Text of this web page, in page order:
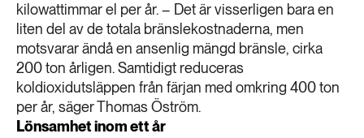
kilowattimmar el per år. – Det är visserligen bara en
liten del av de totala bränslekostnaderna, men
motsvarar ändå en ansenlig mängd bränsle, cirka
200 ton årligen. Samtidigt reduceras
koldioxidutsläppen från färjan med omkring 400 ton
per år, säger Thomas Öström.
Lönsamhet inom ett år